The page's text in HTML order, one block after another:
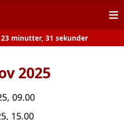
≡
minutter, 31 sekunder
2025
09.00
15.00